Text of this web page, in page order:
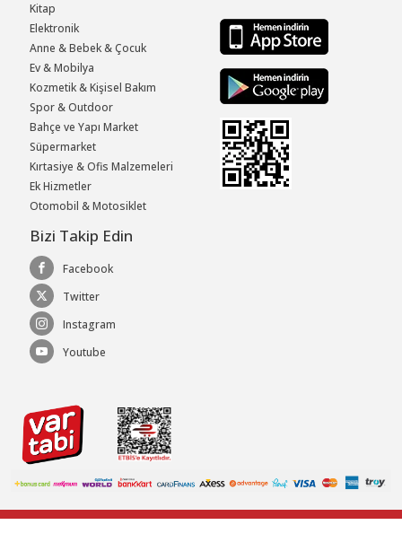
Kitap
Elektronik
Anne & Bebek & Çocuk
Ev & Mobilya
Kozmetik & Kişisel Bakım
Spor & Outdoor
Bahçe ve Yapı Market
Süpermarket
Kırtasiye & Ofis Malzemeleri
Ek Hizmetler
Otomobil & Motosiklet
Bizi Takip Edin
Facebook
Twitter
Instagram
Youtube